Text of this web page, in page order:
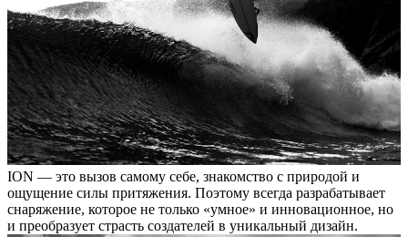
ION — это вызов самому себе, знакомство с природой и
ощущение силы притяжения. Поэтому всегда разрабатывает
снаряжение, которое не только «умное» и инновационное, но
и преобразует страсть создателей в уникальный дизайн.